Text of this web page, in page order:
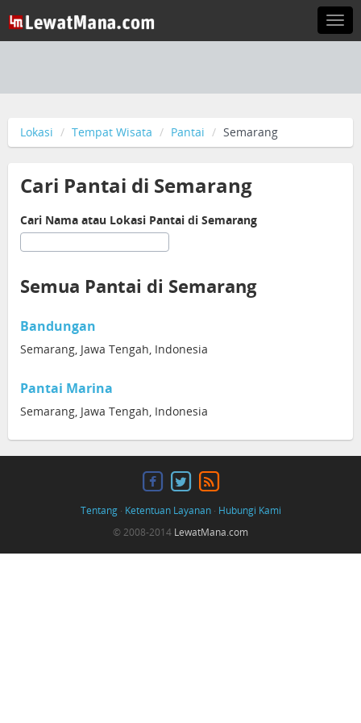
Lokasi Tempat Wisata Pantai Semarang
Cari Pantai di Semarang
Cari Nama atau Lokasi Pantai di Semarang
Semua Pantai di Semarang
Bandungan
Semarang, Jawa Tengah, Indonesia
Pantai Marina
Semarang, Jawa Tengah, Indonesia
Tentang· Ketentuan Layanan· Hubungi Kami
© 2008-2014 LewatMana.com